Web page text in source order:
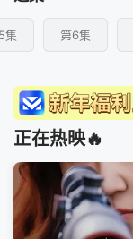
集 第6集
正在热映🔥